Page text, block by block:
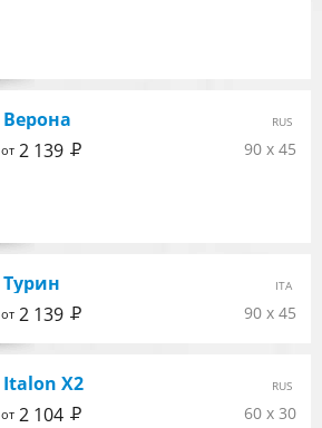
Верона
90 x 45
RUS
от2 139 Р
Турин
90 x 45
ITA
от2 139 Р
Italon X2
60 x 30
RUS
от2 104 Р